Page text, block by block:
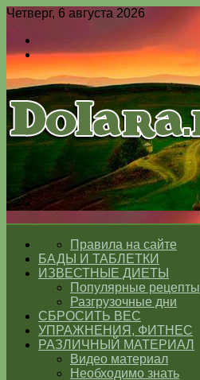
Четверг, 6 августа 2026
Switch
skin
Меню
Switch
ГЛАВНАЯПравила на сайте
БАДЫ И ТАБЛЕТКИ
ИЗВЕСТНЫЕ ДИЕТЫ
Популярные рецепты
Разгрузочные дни
СБРОСИТЬ ВЕС
УПРАЖНЕНИЯ, ФИТНЕС
РАЗЛИЧНЫЙ МАТЕРИАЛ
Видео материал
Необходимо знать